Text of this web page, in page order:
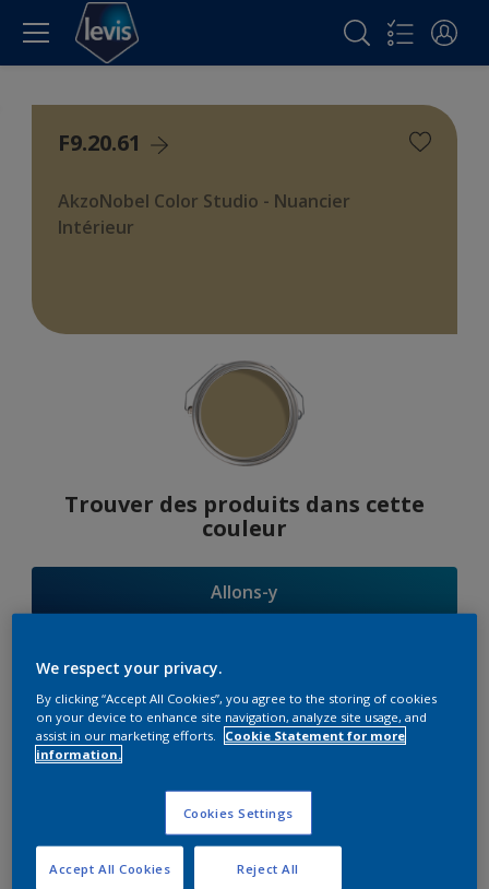
F9.20.61
AkzoNobel Color Studio - Nuancier
Intérieur
Trouver des produits dans cette
couleur
Allons-y
Suggestions
d'Harmonies
Le Blanc Parfait
We respect your privacy.
By clicking “Accept All Cookies”, you agree to the storing of cookies
on your device to enhance site navigation, analyze site usage, and
assist in our marketing efforts.
Cookie Statement for more
information.
Cookies Settings
Reject All
Accept All Cookies